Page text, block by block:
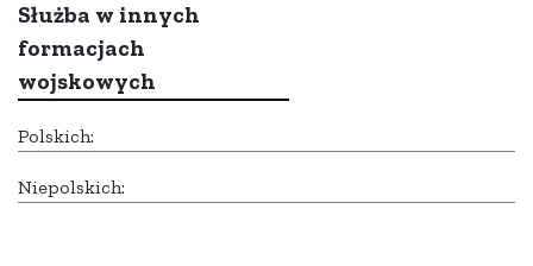
Służba w innych
formacjach
wojskowych
Polskich:
Niepolskich: